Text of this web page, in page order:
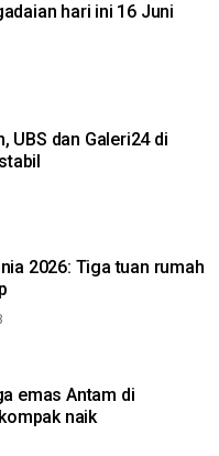
hari ini 16 Juni
UBS dan Galeri24 di
2026: Tiga tuan rumah
emas Antam di
naik